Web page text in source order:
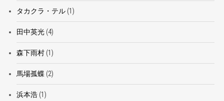
タカクラ・テル(1)
田中英光(4)
森下雨村(1)
馬場孤蝶 (2)
浜本浩(1)